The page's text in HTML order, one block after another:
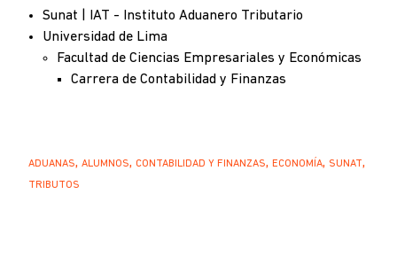
Sunat | IAT - Instituto Aduanero Tributario
Universidad de Lima
Facultad de Ciencias Empresariales y Económicas
Carrera de Contabilidad y Finanzas
ADUANAS ALUMNOS CONTABILIDAD Y FINANZAS ECONOMÍA
SUNAT
TRIBUTOS